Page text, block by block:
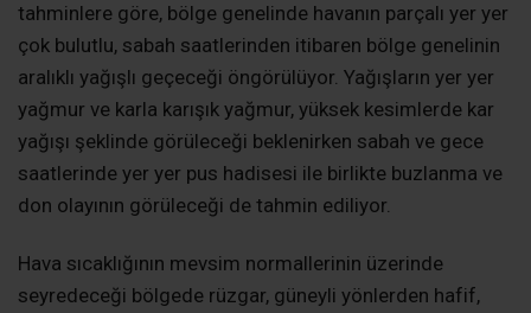
tahminlere göre, bölge genelinde havanın parçalı yer yer
çok bulutlu, sabah saatlerinden itibaren bölge genelinin
aralıklı yağışlı geçeceği öngörülüyor. Yağışların yer yer
yağmur ve karla karışık yağmur, yüksek kesimlerde kar
yağışı şeklinde görüleceği beklenirken sabah ve gece
saatlerinde yer yer pus hadisesi ile birlikte buzlanma ve
don olayının görüleceği de tahmin ediliyor.
Hava sıcaklığının mevsim normallerinin üzerinde
seyredeceği bölgede rüzgar, güneyli yönlerden hafif,